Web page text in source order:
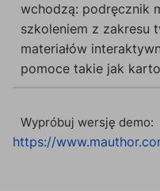
wchodzą: podręcznik
szkoleniem z zakresu
materiałów
pomoce takie jak
Wypróbuj wersję demo:
https://